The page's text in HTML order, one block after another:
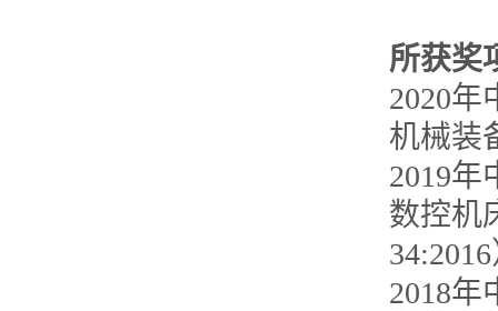
所获奖
2020年
机械装
2019年
数控机
2018年